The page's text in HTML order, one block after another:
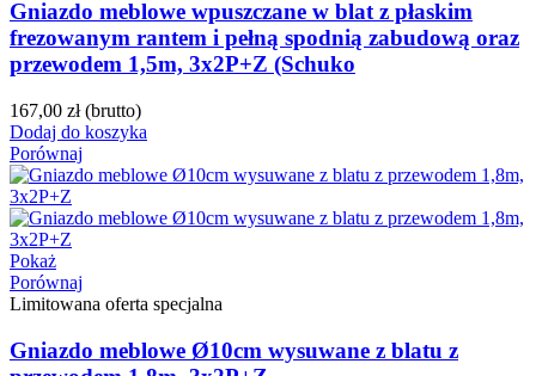
Gniazdo meblowe wpuszczane w blat z płaskim
frezowanym rantem i pełną spodnią zabudową oraz
przewodem 1,5m, 3x2P+Z (Schuko
167,00 zł (brutto)
Dodaj do koszyka
Porównaj
Pokaż
Porównaj
Limitowana oferta specjalna
Gniazdo meblowe Ø10cm wysuwane z blatu z